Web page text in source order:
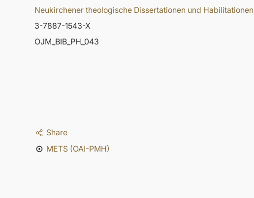
Neukirchener theologische Dissertationen und Habilitationen
3-7887-1543-X
OJM_BIB_PH_043
Share
METS (OAI-PMH)